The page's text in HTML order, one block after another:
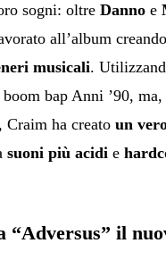
sogni: oltreDanno e
all’album
musicali.
bap Anni ’90,
Craim ha creatoun
suoni più acidi e
“Adversus” il